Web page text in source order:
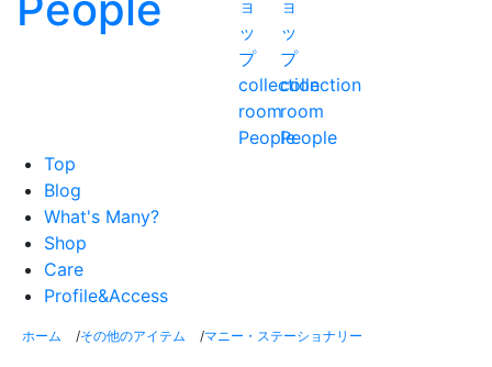
Top
Blog
What's Many?
Shop
Care
Profile&Access
ホーム /その他のアイテム /マニー・ステーショナリー